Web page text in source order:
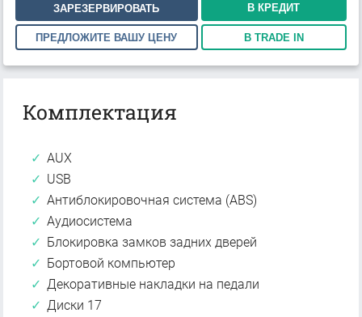
ЗАРЕЗЕРВИРОВАТЬ В КРЕДИТ
ПРЕДЛОЖИТЕ ВАШУ ЦЕНУ В TRADE IN
Комплектация
AUX
USB
Антиблокировочная система (ABS)
Аудиосистема
Блокировка замков задних дверей
Бортовой компьютер
Декоративные накладки на педали
Диски 17